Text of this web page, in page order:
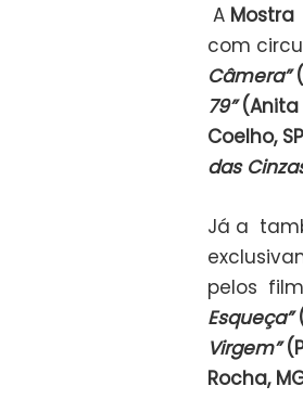
A Mostra
com
Câmera”
79”(Anita
Coelho,
das
Já a
pelos
Esqueça”
Virgem”
Rocha,